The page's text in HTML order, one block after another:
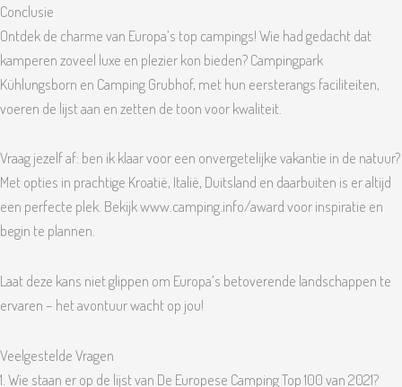
Conclusie
Ontdek de charme van Europa’s top campings! Wie had gedacht dat
kamperen zoveel luxe en plezier kon bieden? Campingpark
Kühlungsborn en Camping Grubhof, met hun eersterangs faciliteiten,
voeren de lijst aan en zetten de toon voor kwaliteit.
Vraag jezelf af: ben ik klaar voor een onvergetelijke vakantie in de natuur?
Met opties in prachtige Kroatië, Italië, Duitsland en daarbuiten is er altijd
een perfecte plek. Bekijk www.camping.info/award voor inspiratie en
begin te plannen.
Laat deze kans niet glippen om Europa’s betoverende landschappen te
ervaren – het avontuur wacht op jou!
Veelgestelde Vragen
1. Wie staan er op de lijst van De Europese Camping Top 100 van 2021?